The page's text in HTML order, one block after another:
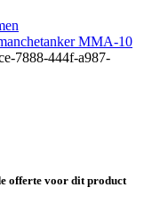
MMA-10
offerte voor dit product